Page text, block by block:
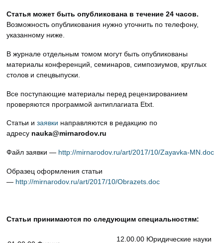
Статья может быть опубликована в течение 24 часов.
Возможность опубликования нужно уточнить по телефону,
указанному ниже.
В журнале отдельным томом могут быть опубликованы
материалы конференций, семинаров, симпозиумов, круглых
столов и спецвыпуски.
Все поступающие материалы перед рецензированием
проверяются программой антиплагиата Etxt.
Статьи изаявки направляются в редакцию по
адресу nauka@mirnarodov.ru
Файл заявки — http://mirnarodov.ru/art/2017/10/Zayavka-MN.doc
Образец оформления статьи
— http://mirnarodov.ru/art/2017/10/Obrazets.doc
Статьи принимаются по следующим специальностям:
12.00.00 Юридические науки